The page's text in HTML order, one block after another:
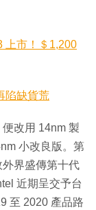
上市！＄1,200
陷缺貨荒
改用 14nm 製
小改良版。第
外界盛傳第十代
近期呈交予台
至 2020 產品路